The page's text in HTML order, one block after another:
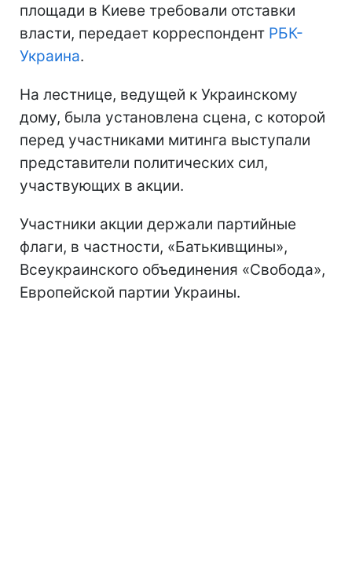
площади в Киеве требовали отставки
власти, передает корреспондент РБК-
Украина.
На лестнице, ведущей к Украинскому
дому, была установлена сцена, с которой
перед участниками митинга выступали
представители политических сил,
участвующих в акции.
Участники акции держали партийные
флаги, в частности, «Батькивщины»,
Всеукраинского объединения «Свобода»,
Европейской партии Украины.